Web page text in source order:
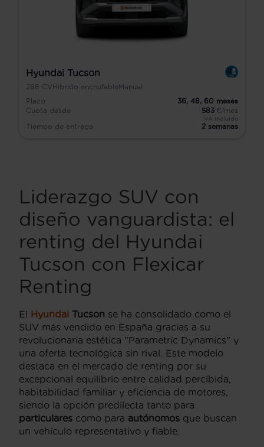
Hyundai Tucson
288 CVHíbrido enchufableManual
Plazo
36, 48, 60 meses
Cuota desde
583 €/mes
IVA incluido
Tiempo de entrega 2 semanas
Liderazgo SUV con
diseño vanguardista: el
renting del Hyundai
Tucson con Flexicar
Renting
El Hyundai Tucson se ha consolidado como el
SUV más vendido en España gracias a su
revolucionaria estética "Parametric Dynamics" y
una oferta tecnológica sin rival. Este modelo
destaca en el mercado de renting por su
excepcional equilibrio entre calidad percibida,
habitabilidad familiar y eficiencia de motores,
siendo la opción predilecta tanto para
particulares como para autónomos que buscan
un vehículo representativo y fiable.